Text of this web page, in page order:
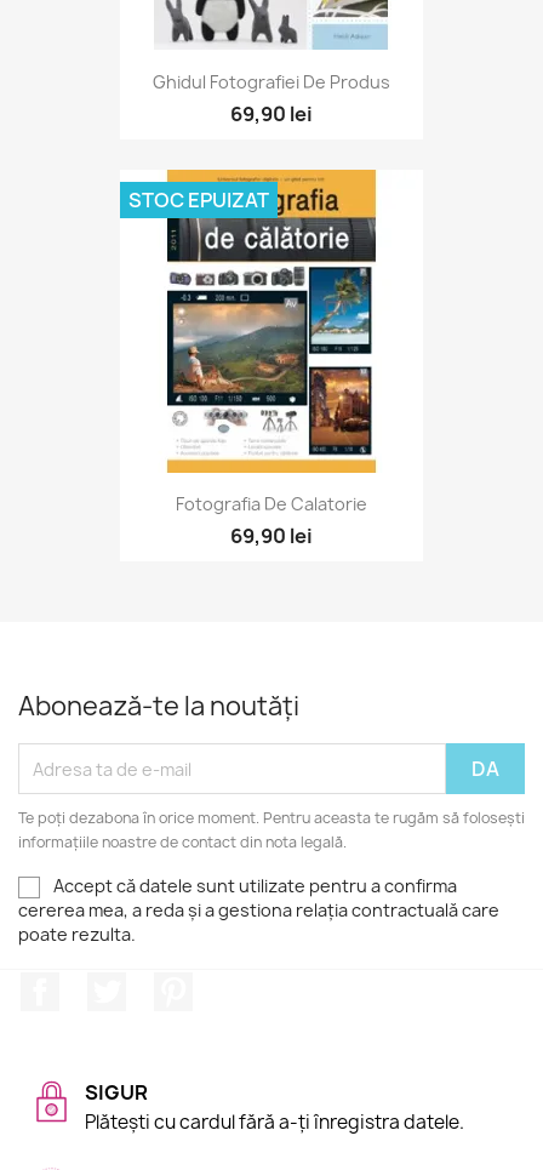
Ghidul Fotografiei De Produs
69,90 lei
Fotografia De Calatorie
69,90 lei
STOC EPUIZAT
Abonează-te la noutăți
Te poți dezabona în orice moment. Pentru aceasta te rugăm să folosești
informațiile noastre de contact din nota legală.
Accept că datele sunt utilizate pentru a confirma
cererea mea, a reda și a gestiona relația contractuală care
poate rezulta.
SIGUR
Plătești cu cardul fără a-ți înregistra datele.